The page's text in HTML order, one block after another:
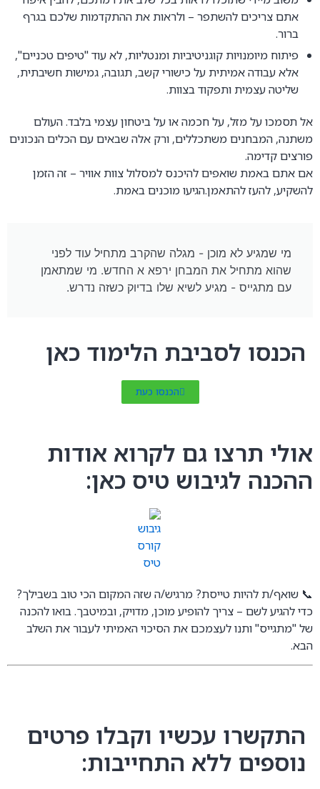
אתם צריכים להשתפר – ולראות את ההתקדמות שלכם בגרף
ברור.
פיתוח מיומנויות קוגניטיביות ומנטליות, לא עוד "טיפים טכניים",
אלא עבודה אמיתית על כישורי קשב, תגובה, גמישות חשיבתית,
שליטה עצמית ותפקוד בצוות.
אל תסמכו על מזל, על חכמה או על ביטחון עצמי בלבד. העולם
משתנה, המבחנים משתכללים, ורק אלה שבאים עם הכלים הנכונים
פורצים קדימה.
אם אתם באמת שואפים להיכנס למסלול צוות אוויר – זה הזמן
להשקיע, להעז להתאמן.הגיעו מוכנים באמת.
מי שמגיע לא מוכן - מגלה שהקרב מתחיל עוד לפני
שהוא מתחיל את המבחן ירפא א החדש. מי שמתאמן
עם מתגייס - מגיע לשיא שלו בדיוק כשזה נדרש.
הכנסו לסביבת הלימוד כאן
הכנסו כעת
אולי תרצו גם לקרוא אודות
ההכנה לגיבוש טיס כאן:
📞 שואף/ת להיות טייסת? מרגיש/ה שזה המקום הכי טוב בשבילך?
כדי להגיע לשם – צריך להופיע מוכן, מדויק, ובמיטבך. בואו להכנה
של "מתגייס" ותנו לעצמכם את הסיכוי האמיתי לעבור את השלב
הבא.
התקשרו עכשיו וקבלו פרטים
נוספים ללא התחייבות: